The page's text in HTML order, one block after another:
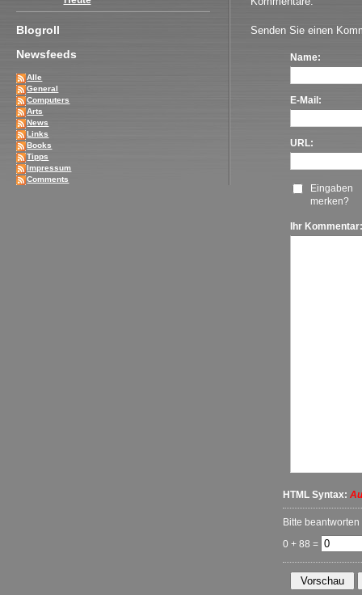
Blogroll
Newsfeeds
Alle
General
Computers
Arts
News
Links
Books
Tipps
Impressum
Comments
Senden Sie einen
Name:
E-Mail:
URL:
Eingaben
merken?
Ihr Kommentar:
HTML Syntax:
Bitte
0 + 88 =